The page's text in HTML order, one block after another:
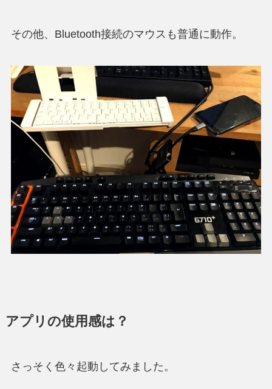
その他、Bluetooth接続のマウスも普通に動作。
アプリの使用感は？
さっそく色々起動してみました。